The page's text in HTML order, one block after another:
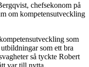
chefsekonom på
om kompetensutveckling
som
som ett bra
så tyckte Robert
var till nytta.